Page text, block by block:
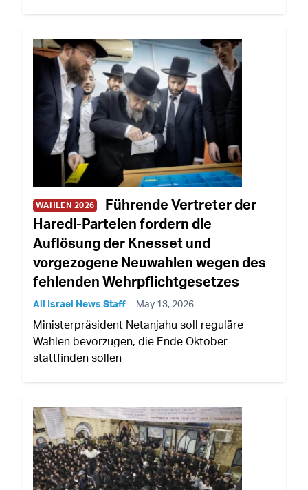
WAHLEN 2026
Führende Vertreter der
Haredi-Parteien fordern die
Auflösung der Knesset und
vorgezogene Neuwahlen wegen des
fehlenden Wehrpflichtgesetzes
All Israel News Staff May 13, 2026
Ministerpräsident Netanjahu soll reguläre
Wahlen bevorzugen, die Ende Oktober
stattfinden sollen